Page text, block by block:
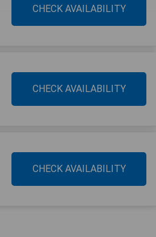
CHECK AVAILABILITY
CHECK AVAILABILITY
CHECK AVAILABILITY